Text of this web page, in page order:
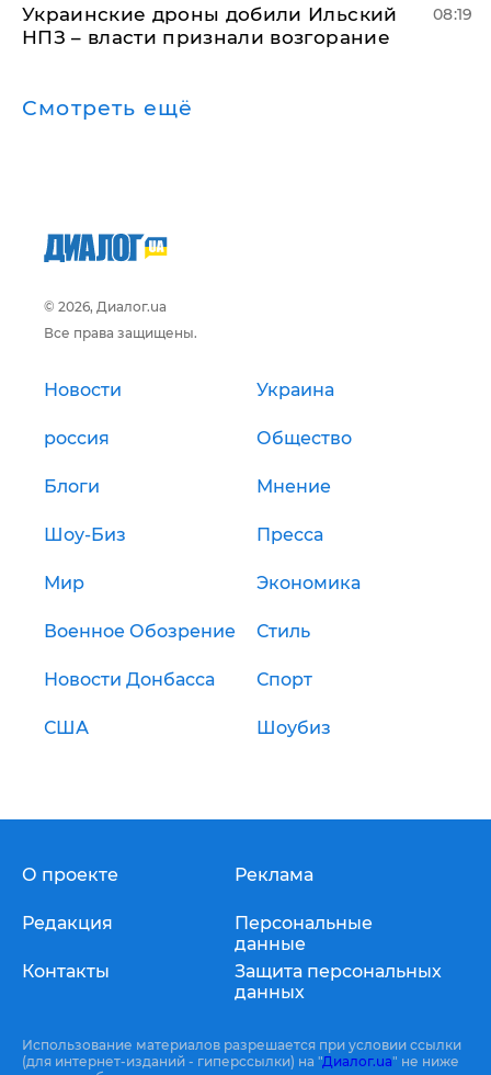
Украинские дроны добили Ильский
НПЗ – власти признали возгорание
08:19
Смотреть ещё
© 2026, Диалог.ua
Все права защищены.
Новости Украина
россия Общество
Блоги Мнение
Шоу-Биз Пресса
Мир Экономика
Военное Обозрение Стиль
Новости Донбасса Спорт
США Шоубиз
О проекте
Редакция
Контакты
Реклама
Персональные
данные
Защита персональных
данных
Использование материалов разрешается при условии ссылки
(для интернет-изданий - гиперссылки) на "Диалог.ua" не ниже